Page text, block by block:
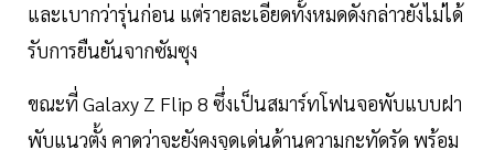
และเบากว่ารุ่นก่อน แต่รายละเอียดทั้งหมดดังกล่าวยังไม่ได้
รับการยืนยันจากซัมซุง
ขณะที่ Galaxy Z Flip 8 ซึ่งเป็นสมาร์ทโฟนจอพับแบบฝา
พับแนวตั้ง คาดว่าจะยังคงจุดเด่นด้านความกะทัดรัด พร้อม